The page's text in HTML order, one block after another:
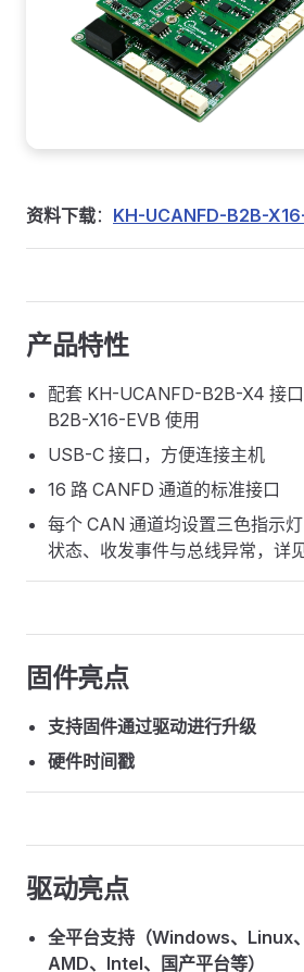
资料下载： KH-UCANFD-B2B-
产品特性
配套 KH-UCANFD-B2B-X4 接
B2B-X16-EVB 使用
USB-C 接口，方便连接主机
16 路 CANFD 通道的标准接口
每个 CAN 通道均设置三色指示
状态、收发事件与总线异常，详
固件亮点
支持固件通过驱动进行升级
硬件时间戳
驱动亮点
全平台支持（Windows、Linux
AMD、Intel、国产平台等）